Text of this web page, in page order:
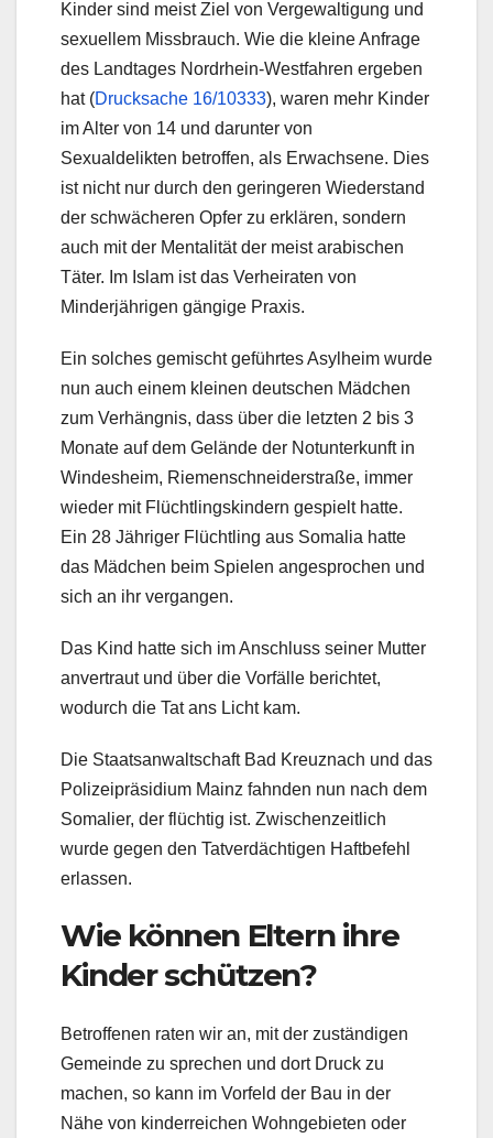
Kinder sind meist Ziel von Vergewaltigung und
sexuellem Missbrauch. Wie die kleine Anfrage
des Landtages Nordrhein-Westfahren ergeben
hat (Drucksache 16/10333), waren mehr Kinder
im Alter von 14 und darunter von
Sexualdelikten betroffen, als Erwachsene. Dies
ist nicht nur durch den geringeren Wiederstand
der schwächeren Opfer zu erklären, sondern
auch mit der Mentalität der meist arabischen
Täter. Im Islam ist das Verheiraten von
Minderjährigen gängige Praxis.
Ein solches gemischt geführtes Asylheim wurde
nun auch einem kleinen deutschen Mädchen
zum Verhängnis, dass über die letzten 2 bis 3
Monate auf dem Gelände der Notunterkunft in
Windesheim, Riemenschneiderstraße, immer
wieder mit Flüchtlingskindern gespielt hatte.
Ein 28 Jähriger Flüchtling aus Somalia hatte
das Mädchen beim Spielen angesprochen und
sich an ihr vergangen.
Das Kind hatte sich im Anschluss seiner Mutter
anvertraut und über die Vorfälle berichtet,
wodurch die Tat ans Licht kam.
Die Staatsanwaltschaft Bad Kreuznach und das
Polizeipräsidium Mainz fahnden nun nach dem
Somalier, der flüchtig ist. Zwischenzeitlich
wurde gegen den Tatverdächtigen Haftbefehl
erlassen.
Wie können Eltern ihre
Kinder schützen?
Betroffenen raten wir an, mit der zuständigen
Gemeinde zu sprechen und dort Druck zu
machen, so kann im Vorfeld der Bau in der
Nähe von kinderreichen Wohngebieten oder